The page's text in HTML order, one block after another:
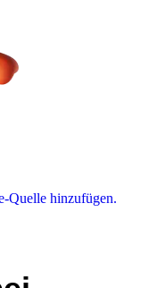
Quelle hinzufügen.